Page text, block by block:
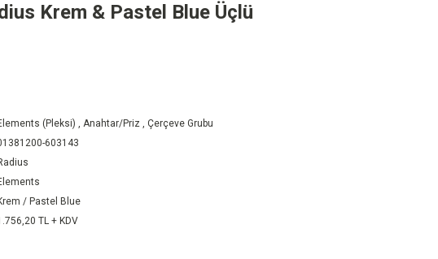
Krem & Pastel Blue Üçlü
(Pleksi) , Anahtar/Priz , Çerçeve Grubu
603143
/ Pastel Blue
TL + KDV